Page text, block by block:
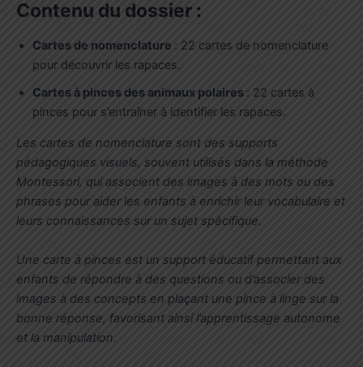
Contenu du dossier :
Cartes de nomenclature : 22 cartes de nomenclature
pour découvrir les rapaces.
Cartes à pinces des animaux polaires : 22 cartes à
pinces pour s’entraîner à identifier les rapaces.
Les cartes de nomenclature sont des supports
pédagogiques visuels, souvent utilisés dans la méthode
Montessori, qui associent des images à des mots ou des
phrases pour aider les enfants à enrichir leur vocabulaire et
leurs connaissances sur un sujet spécifique.
Une carte à pinces est un support éducatif permettant aux
enfants de répondre à des questions ou d’associer des
images à des concepts en plaçant une pince à linge sur la
bonne réponse, favorisant ainsi l’apprentissage autonome
et la manipulation.